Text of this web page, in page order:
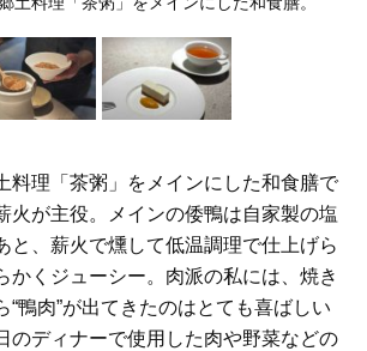
料理「茶粥」をメインにした和食膳で
火が主役。メインの倭鴨は自家製の塩
と、薪火で燻して低温調理で仕上げら
かくジューシー。肉派の私には、焼き
“鴨肉”が出てきたのはとても喜ばしい
のディナーで使用した肉や野菜などの